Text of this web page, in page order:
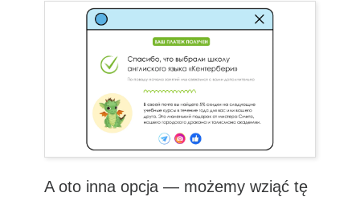
A oto inna opcja — możemy wziąć tę